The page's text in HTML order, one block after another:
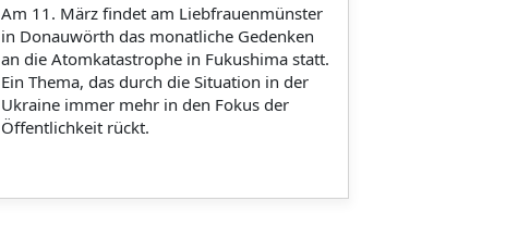
Am 11. März findet am Liebfrauenmünster
in Donauwörth das monatliche Gedenken
an die Atomkatastrophe in Fukushima statt.
Ein Thema, das durch die Situation in der
Ukraine immer mehr in den Fokus der
Öffentlichkeit rückt.